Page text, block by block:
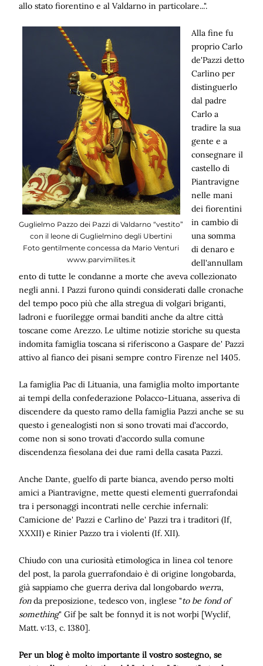
allo stato fiorentino e al Valdarno in particolare...".
Guglielmo Pazzo dei Pazzi di Valdarno “vestito”
con il leone di Guglielmino degli Ubertini
Foto gentilmente concessa da Mario Venturi
www.parvimilites.it
Alla fine fu
proprio Carlo
de'Pazzi detto
Carlino per
distinguerlo
dal padre
Carlo a
tradire la sua
gente e a
consegnare il
castello di
Piantravigne
nelle mani
dei fiorentini
in cambio di
una somma
di denaro e
dell'annullam
ento di tutte le condanne a morte che aveva collezionato
negli anni. I Pazzi furono quindi considerati dalle cronache
del tempo poco più che alla stregua di volgari briganti,
ladroni e fuorilegge ormai banditi anche da altre città
toscane come Arezzo. Le ultime notizie storiche su questa
indomita famiglia toscana si riferiscono a Gaspare de' Pazzi
attivo al fianco dei pisani sempre contro Firenze nel 1405.
La famiglia Pac di Lituania, una famiglia molto importante
ai tempi della confederazione Polacco-Lituana, asseriva di
discendere da questo ramo della famiglia Pazzi anche se su
questo i genealogisti non si sono trovati mai d'accordo,
come non si sono trovati d'accordo sulla comune
discendenza fiesolana dei due rami della casata Pazzi.
Anche Dante, guelfo di parte bianca, avendo perso molti
amici a Piantravigne, mette questi elementi guerrafondai
tra i personaggi incontrati nelle cerchie infernali:
Camicione de' Pazzi e Carlino de' Pazzi tra i traditori (If,
XXXII) e Rinier Pazzo tra i violenti (If. XII).
Chiudo con una curiosità etimologica in linea col tenore
del post, la parola guerrafondaio è di origine longobarda,
già sappiamo che guerra deriva dal longobardo werra,
fonda preposizione, tedesco von, inglese "to be fond of
something" Gif þe salt be fonnyd it is not worþi [Wyclif,
Matt. v:13, c. 1380].
Per un blog è molto importante il vostro sostegno, se